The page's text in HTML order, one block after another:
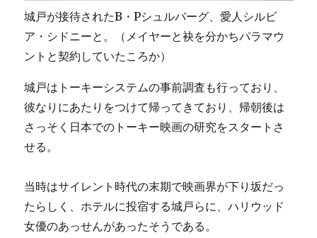
城戸が接待されたB・Pシュルバーグ、愛人シルビ
ア・シドニーと。（メイヤーと袂を分かちパラマウ
ントと契約していたころか）
城戸はトーキーシステムの事前調査も行っており、
彼なりにあたりをつけて帰ってきており、帰朝後は
さっそく日本でのトーキー映画の研究をスタートさ
せる。
当時はサイレント時代の末期で映画界が下り坂だっ
たらしく、ホテルに投宿する城戸らに、ハリウッド
女優のあっせんがあったそうである。